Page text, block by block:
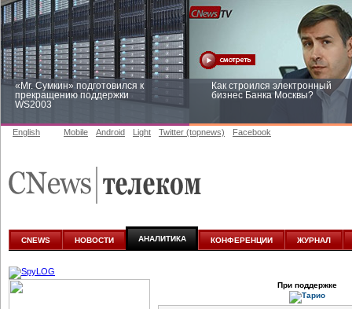
«Mr. Сумкин» подготовился к
прекращению поддержки
WS2003
Как строился электронный
бизнес Банка Москвы?
аналитике
English Mobile Android Light Twitter (topnews) Facebook
CNEWS НОВОСТИ АНАЛИТИКА КОНФЕРЕНЦИИ ЖУРНАЛ
При поддержке